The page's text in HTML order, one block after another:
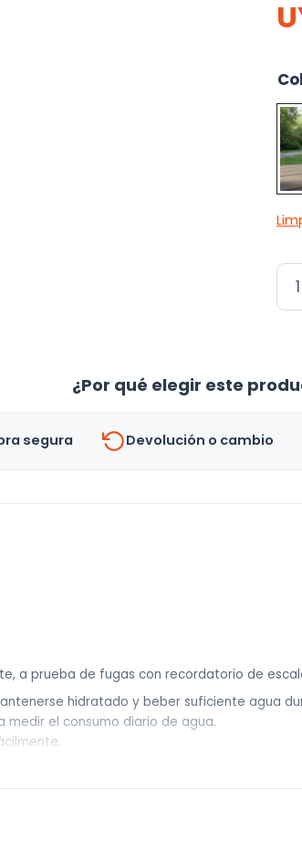
¿Por qué elegir este
segura Devolución o cambio
a prueba de fugas con recordatorio de
hidratado y beber suficiente agua
el consumo diario de agua.